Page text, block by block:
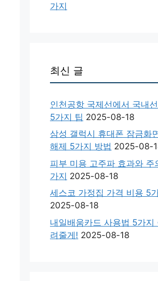
가지
최신 글
인천공항 국제선에서 국내
5가지 팁 2025-08-18
삼성 갤럭시 휴대폰 잠금화
해제 5가지 방법 2025-08-
피부 미용 고주파 효과와 주
가지 2025-08-18
세스코 가정집 가격 비용 5
2025-08-18
내일배움카드 사용법 5가지
려줄게! 2025-08-18